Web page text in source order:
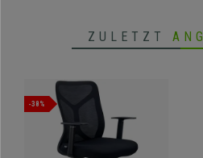
ZULETZT
-38%